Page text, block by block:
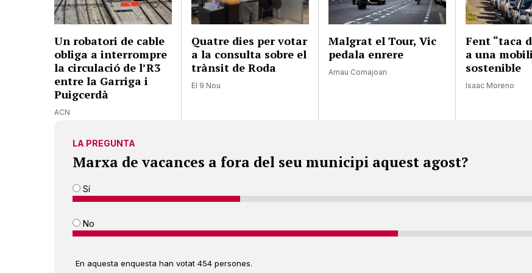
Un robatori de cable
obliga a interrompre
la circulació de l’R3
entre la Garriga i
Puigcerdà
ACN
Quatre dies per votar
a la consulta sobre el
trànsit de Roda
El 9 Nou
Malgrat el Tour, Vic
pedala enrere
Arnau Comajoan
Fent “taca
a una
sostenible
Isaac Moreno
LA PREGUNTA
Marxa de vacances a fora del seu municipi aquest agost?
Sí
No
En aquesta enquesta han votat 454 persones.